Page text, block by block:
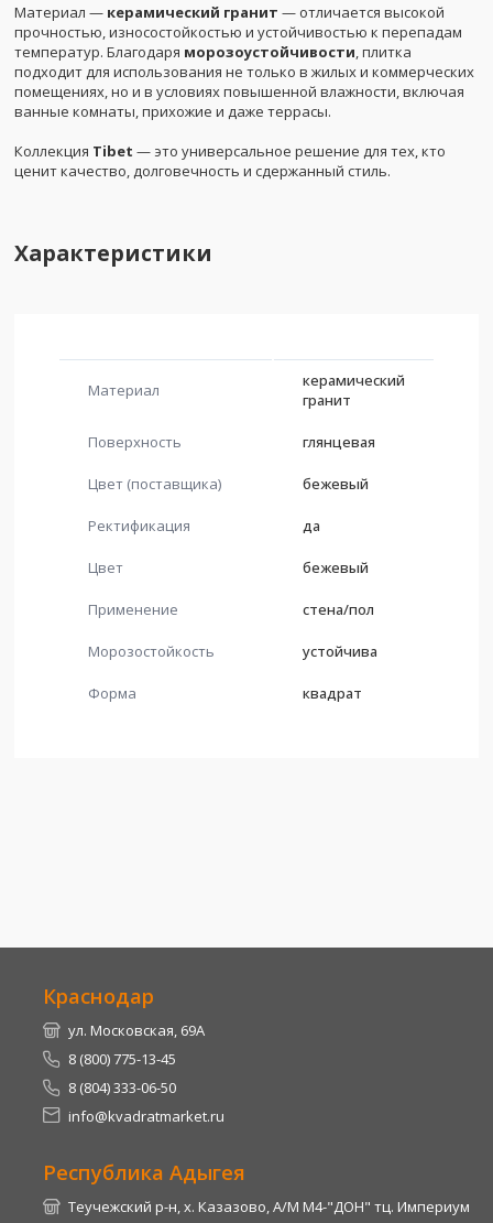
Материал — керамический гранит — отличается высокой
прочностью, износостойкостью и устойчивостью к перепадам
температур. Благодаря морозоустойчивости , плитка
подходит для использования не только в жилых и коммерческих
помещениях, но и в условиях повышенной влажности, включая
ванные комнаты, прихожие и даже террасы.
Коллекция Tibet — это универсальное решение для тех, кто
ценит качество, долговечность и сдержанный стиль.
Характеристики
Материал
керамический
гранит
Поверхность глянцевая
Цвет (поставщика) бежевый
Ректификация да
Цвет бежевый
Применение стена/пол
Морозостойкость устойчива
Форма квадрат
Краснодар
ул. Московская, 69А
8 (800) 775-13-45
8 (804) 333-06-50
info@kvadratmarket.ru
Республика Адыгея
Теучежский р-н, х. Казазово, А/М М4-"ДОН" тц. Империум